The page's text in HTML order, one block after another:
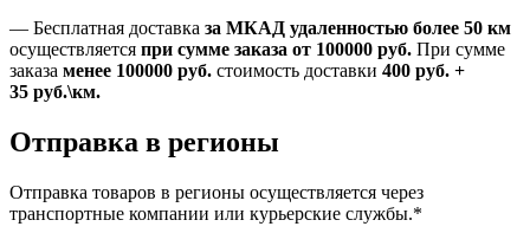
— Бесплатная доставка за МКАД удаленностью более 50 км
осуществляется при сумме заказа от 100000 руб. При сумме
заказа менее 100000 руб. стоимость доставки 400 руб. +
35 руб.\км.
Отправка в регионы
Отправка товаров в регионы осуществляется через
транспортные компании или курьерские службы.*